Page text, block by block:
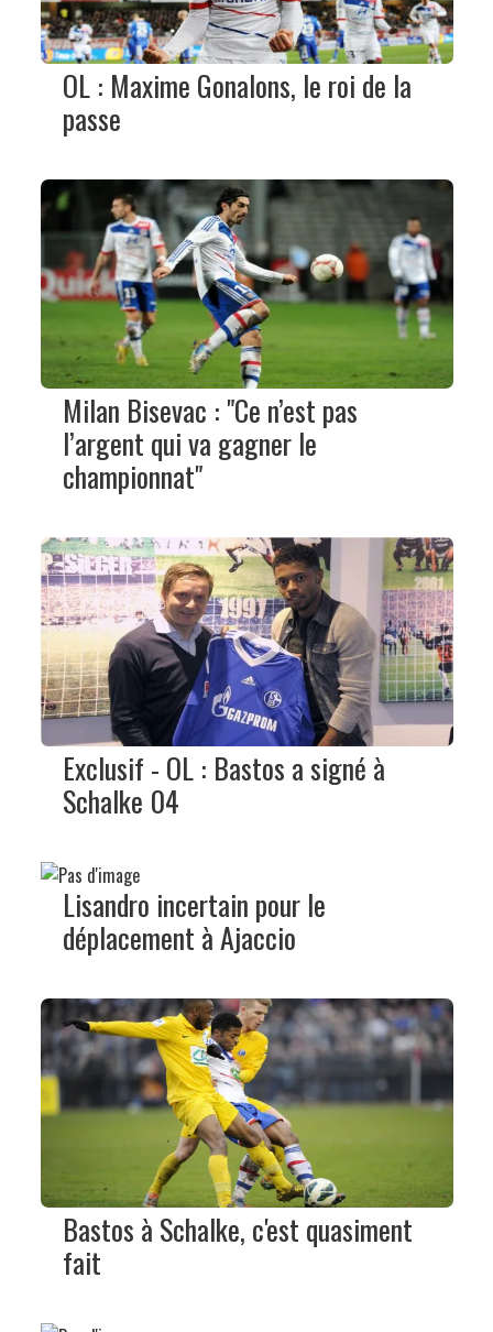
OL : Maxime Gonalons, le roi de la
passe
Milan Bisevac : "Ce n’est pas
l’argent qui va gagner le
championnat"
Exclusif - OL : Bastos a signé à
Schalke 04
Lisandro incertain pour le
déplacement à Ajaccio
Bastos à Schalke, c'est quasiment
fait